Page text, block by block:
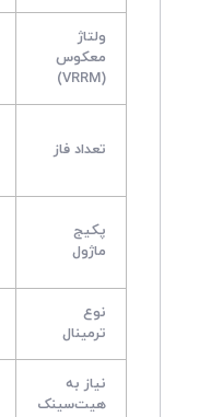
ولتاژ
معکوس
(VRRM)
تعداد فاز
پکیج
ماژول
نوع
ترمینال
نیاز به
هیت‌سینک